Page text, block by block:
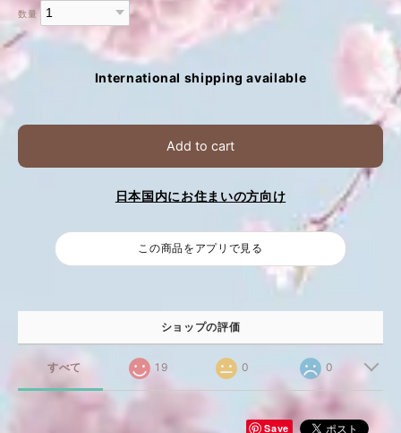
数量
International shipping available
Add to cart
日本国内にお住まいの方向け
この商品をアプリで見る
ショップの評価
すべて 19 0 0
Save